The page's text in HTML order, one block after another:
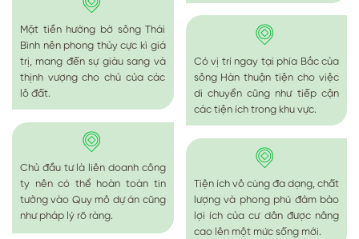
Mặt tiền hướng bờ sông Thái
Bình nên phong thủy cực kì giá
trị, mang đến sự giàu sang và
thịnh vượng cho chủ của các
lô đất.
Chủ đầu tư là liên doanh công
ty nên có thể hoàn toàn tin
tưởng vào Quy mô dự án cũng
như pháp lý rõ ràng.
Có vị trí ngay tại phía Bắc của
sông Hàn thuận tiện cho việc
di chuyển cũng như tiếp cận
các tiện ích trong khu vực.
Tiện ích vô cùng đa dạng, chất
lượng và phong phú đảm bảo
lợi ích của cư dân được nâng
cao lên một mức sống mới.